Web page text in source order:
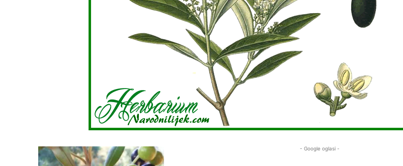
- Google oglasi -